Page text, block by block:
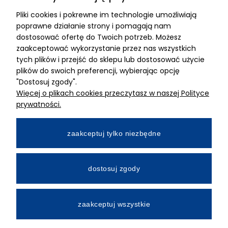
ADRES
MIMARI sp z o.o.
ul. Kurkowa 12
50-210 Wrocław
Dane rejestracyjne
NIP:8982325327
Wpłacony w całości
Numer konta bankowego
All Rights Reserved © 2026 Mimari.com.pl
Pliki cookies i pokrewne im technologie umożliwiają
poprawne działanie strony i pomagają nam
dostosować ofertę do Twoich potrzeb. Możesz
zaakceptować wykorzystanie przez nas wszystkich
tych plików i przejść do sklepu lub dostosować użycie
plików do swoich preferencji, wybierając opcję
"Dostosuj zgody".
Więcej o plikach cookies przeczytasz w naszej Polityce
prywatności.
zaakceptuj tylko niezbędne
dostosuj zgody
zaakceptuj wszystkie